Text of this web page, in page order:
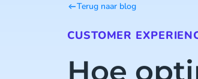
Terug naar blog
CUSTOMER
Hoe